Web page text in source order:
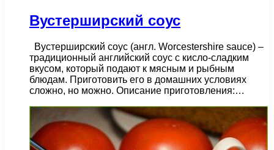
Вустерширский соус
Вустерширский соус (англ. Worcestershire sauce) –
традиционный английский соус с кисло-сладким
вкусом, который подают к мясным и рыбным
блюдам. Приготовить его в домашних условиях
сложно, но можно. Описание приготовления:…